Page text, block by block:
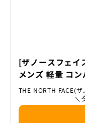
[ザノースフェイ
メンズ 軽量 コ
THE NORTH FACE(
＼